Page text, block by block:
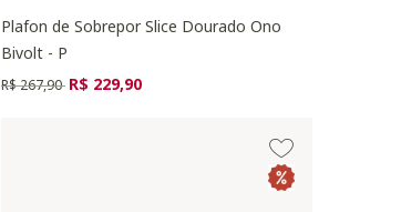
Plafon de Sobrepor Slice Dourado Ono
Bivolt - P
Preço reduzido de
R$ 267,90 para
R$ 229,90